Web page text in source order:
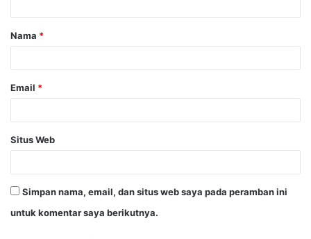
a
r
Nama *
Email *
Situs Web
Simpan nama, email, dan situs web saya pada peramban ini
untuk komentar saya berikutnya.